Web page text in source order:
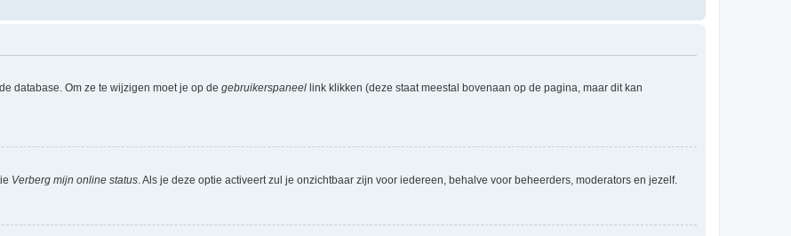
database. Om ze te wijzigen moet je op de gebruikerspaneel link klikken (deze staat meestal bovenaan op de pagina, maar dit kan
Verberg mijn online status . Als je deze optie activeert zul je onzichtbaar zijn voor iedereen, behalve voor beheerders, moderators en jezelf.